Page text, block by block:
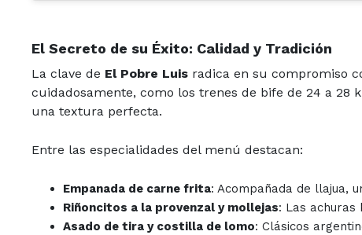
El Secreto de su Éxito: Calidad y Tradición
La clave de El Pobre Luis radica en su compromiso
cuidadosamente, como los trenes de bife de 24 a
una textura perfecta.
Entre las especialidades del menú destacan:
Empanada de carne frita: Acompañada de llajua,
Riñoncitos a la provenzal y mollejas: Las achuras
Asado de tira y costilla de lomo: Clásicos